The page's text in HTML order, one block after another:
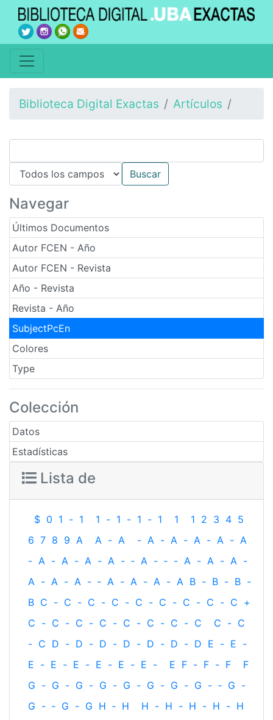
Biblioteca Digital Exactas Artículos
Navegar
Últimos Documentos
Autor FCEN - Año
Autor FCEN - Revista
Año - Revista
Revista - Año
SubjectPcEn
Colores
Type
Colección
Datos
Estadísticas
Lista de
$ 0 1 - 1 1 - 1 - 1 - 1 1 1 2 3 4 5
6 7 8 9 A A - A - A - A - A - A - A
- A - A - A - A - ‐ A - ‐ - A - A - A -
A - A - A - ‐ A - A - A - A B - B - B -
B C - C - C - C - C - C - C - C - C +
C - C - C - C - C - C - C - C C - C
- C D - D - D - D - D - D - D E - E -
E - E - E - E - E - E - E F - F - F
F
G - G - G - G - G - G - G - G - ‐ G -
G - ‐ G - G H ‐ H H - H - H - H - H